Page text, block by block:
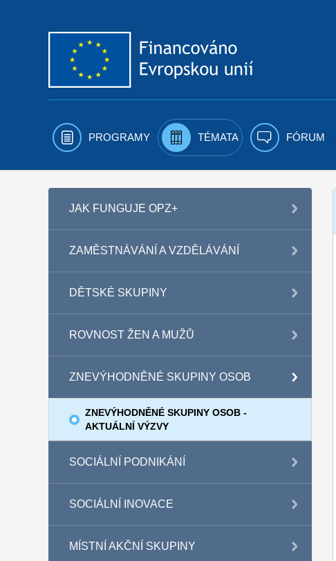
PROGRAMY TÉMATA FÓRUM
JAK FUNGUJE OPZ+
ZAMĚSTNÁVÁNÍ A VZDĚLÁVÁNÍ
DĚTSKÉ SKUPINY
ROVNOST ŽEN A MUŽŮ
ZNEVÝHODNĚNÉ SKUPINY OSOB
ZNEVÝHODNĚNÉ SKUPINY OSOB -
AKTUÁLNÍ VÝZVY
SOCIÁLNÍ PODNIKÁNÍ
SOCIÁLNÍ INOVACE
MÍSTNÍ AKČNÍ SKUPINY